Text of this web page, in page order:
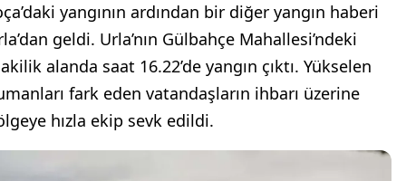
yangının ardından bir diğer yangın haberi
geldi. Urla’nın Gülbahçe Mahallesi’ndeki
alanda saat 16.22’de yangın çıktı. Yükselen
fark eden vatandaşların ihbarı üzerine
hızla ekip sevk edildi.